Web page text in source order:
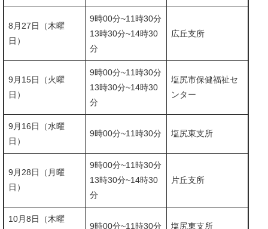
8月27日（木曜
日）
9時00分~11時30分
13時30分~14時30
分
広丘支所
9月15日（火曜
日）
9時00分~11時30分​
13時30分~14時30
分
塩尻市保健福祉セ
ンター
9月16日（水曜
日）
9時00分~11時30分 塩尻東支所
9月28日（月曜
日）
9時00分~11時30分
​​13時30分~14時30
分
片丘支所
10月8日（木曜
9時00分~11時30分 塩尻東支所